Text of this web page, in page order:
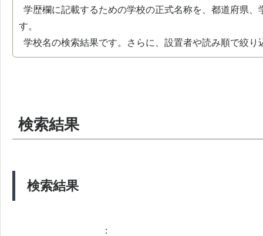
学歴欄に記載するための学校の正式名称を、都道府県
す。
学校名の検索結果です。さらに、設置者や読み順で絞り
検索結果
検索結果
：